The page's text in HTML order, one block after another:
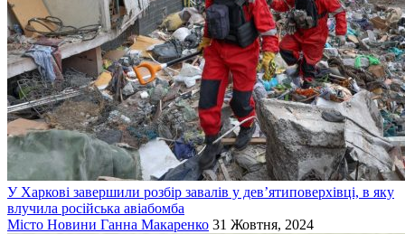
У Харкові завершили розбір завалів у дев’ятиповерхівці, в яку
влучила російська авіабомба
Місто Новини Ганна Макаренко 31 Жовтня, 2024